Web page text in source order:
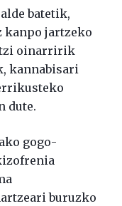
batetik,
kanpo jartzeko
oinarririk
kannabisari
dute.
gogo-
buruzko